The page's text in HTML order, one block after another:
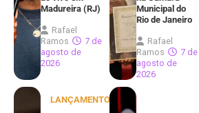
Madureira (RJ)
Rafael
Ramos
7 de
agosto de
2026
Municipal do
Rio de Janeiro
Rafael
Ramos
7 de
agosto de
2026
LANÇAMENTOS